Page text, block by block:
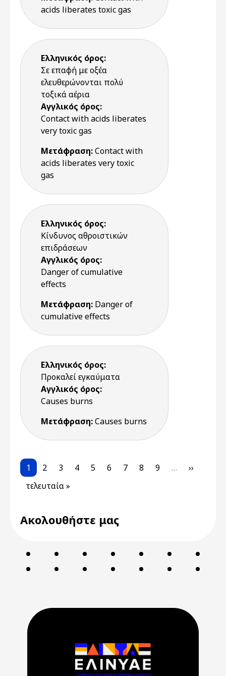
acids liberates toxic gas
Ελληνικός όρος:
Σε επαφή με οξέα
ελευθερώνονται πολύ
τοξικά αέρια
Αγγλικός όρος:
Contact with acids liberates
very toxic gas
Μετάφραση:Contact with
acids liberates very toxic
gas
Ελληνικός όρος:
Κίνδυνος αθροιστικών
επιδράσεων
Αγγλικός όρος:
Danger of cumulative
effects
Μετάφραση: Danger of
cumulative effects
Ελληνικός όρος:
Προκαλεί εγκαύματα
Αγγλικός όρος:
Causes burns
Μετάφραση:Causes burns
Pagination
Current page
1 Page
2 Page
3 Page
4 Page
5 Page
6 Page
7 Page
8 Page
9 … Next
››
Last page
τελευταία »
Ακολουθήστε μας